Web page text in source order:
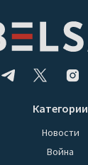
Категории
Новости
Война